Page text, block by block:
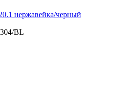
нержавейка/черный
BL